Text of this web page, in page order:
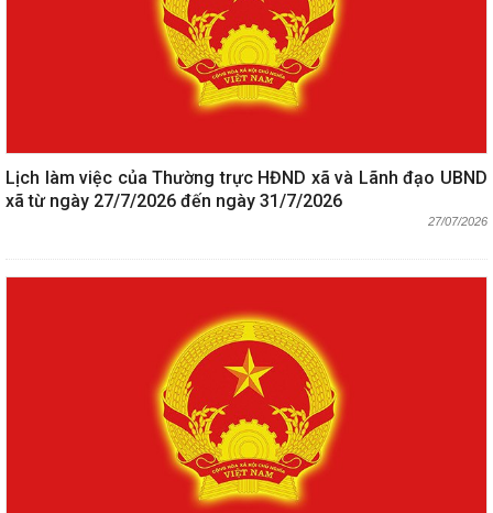
Lịch làm việc của Thường trực HĐND xã và Lãnh đạo UBND
xã từ ngày 27/7/2026 đến ngày 31/7/2026
27/07/2026